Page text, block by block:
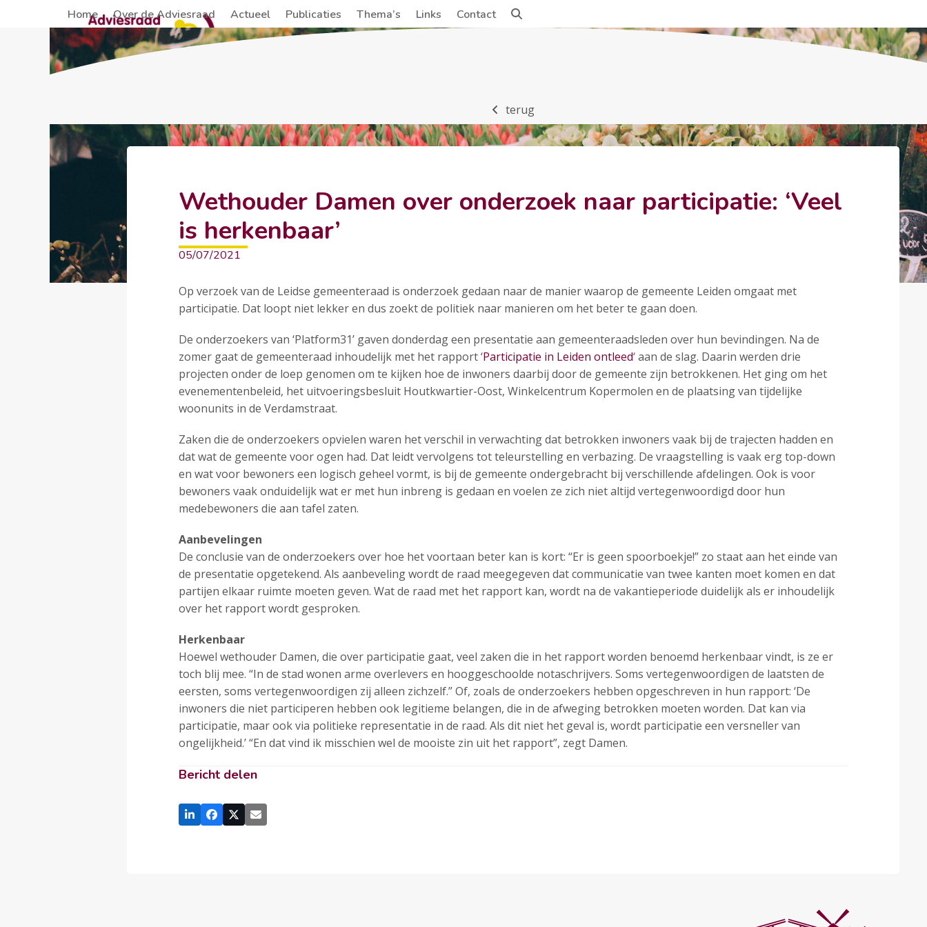
Home Over de Adviesraad Actueel Publicaties Thema’s Links Contact
terug
Wethouder Damen over onderzoek naar participatie: ‘Veel
is herkenbaar’
05/07/2021
Op verzoek van de Leidse gemeenteraad is onderzoek gedaan naar de manier waarop de gemeente Leiden omgaat met
participatie. Dat loopt niet lekker en dus zoekt de politiek naar manieren om het beter te gaan doen.
De onderzoekers van ‘Platform31’ gaven donderdag een presentatie aan gemeenteraadsleden over hun bevindingen. Na de
zomer gaat de gemeenteraad inhoudelijk met het rapport ‘Participatie in Leiden ontleed‘ aan de slag. Daarin werden drie
projecten onder de loep genomen om te kijken hoe de inwoners daarbij door de gemeente zijn betrokkenen. Het ging om het
evenementenbeleid, het uitvoeringsbesluit Houtkwartier-Oost, Winkelcentrum Kopermolen en de plaatsing van tijdelijke
woonunits in de Verdamstraat.
Zaken die de onderzoekers opvielen waren het verschil in verwachting dat betrokken inwoners vaak bij de trajecten hadden en
dat wat de gemeente voor ogen had. Dat leidt vervolgens tot teleurstelling en verbazing. De vraagstelling is vaak erg top-down
en wat voor bewoners een logisch geheel vormt, is bij de gemeente ondergebracht bij verschillende afdelingen. Ook is voor
bewoners vaak onduidelijk wat er met hun inbreng is gedaan en voelen ze zich niet altijd vertegenwoordigd door hun
medebewoners die aan tafel zaten.
Aanbevelingen
De conclusie van de onderzoekers over hoe het voortaan beter kan is kort: “Er is geen spoorboekje!” zo staat aan het einde van
de presentatie opgetekend. Als aanbeveling wordt de raad meegegeven dat communicatie van twee kanten moet komen en dat
partijen elkaar ruimte moeten geven. Wat de raad met het rapport kan, wordt na de vakantieperiode duidelijk als er inhoudelijk
over het rapport wordt gesproken.
Herkenbaar
Hoewel wethouder Damen, die over participatie gaat, veel zaken die in het rapport worden benoemd herkenbaar vindt, is ze er
toch blij mee. “In de stad wonen arme overlevers en hooggeschoolde notaschrijvers. Soms vertegenwoordigen de laatsten de
eersten, soms vertegenwoordigen zij alleen zichzelf.” Of, zoals de onderzoekers hebben opgeschreven in hun rapport: ‘De
inwoners die niet participeren hebben ook legitieme belangen, die in de afweging betrokken moeten worden. Dat kan via
participatie, maar ook via politieke representatie in de raad. Als dit niet het geval is, wordt participatie een versneller van
ongelijkheid.’ “En dat vind ik misschien wel de mooiste zin uit het rapport”, zegt Damen.
Bericht delen